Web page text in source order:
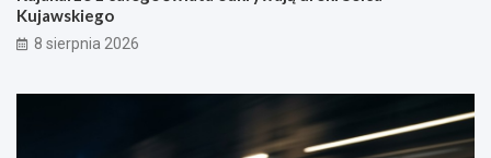
Kujawskiego
8 sierpnia 2026